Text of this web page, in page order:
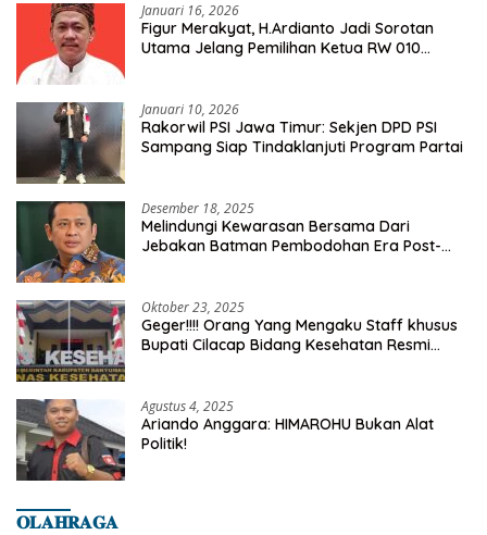
Januari 16, 2026
Figur Merakyat, H.Ardianto Jadi Sorotan
Utama Jelang Pemilihan Ketua RW 010
Januari 10, 2026
Rakorwil PSI Jawa Timur: Sekjen DPD PSI
Sampang Siap Tindaklanjuti Program Partai
Desember 18, 2025
Melindungi Kewarasan Bersama Dari
Jebakan Batman Pembodohan Era Post-
Oktober 23, 2025
Geger!!!! Orang Yang Mengaku Staff khusus
Bupati Cilacap Bidang Kesehatan Resmi
Agustus 4, 2025
Ariando Anggara: HIMAROHU Bukan Alat
Politik!
𝐎𝐋𝐀𝐇𝐑𝐀𝐆𝐀